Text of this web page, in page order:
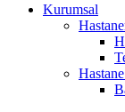
Kurumsal